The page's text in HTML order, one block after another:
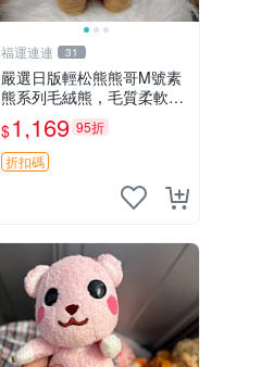
福運連連 31
嚴選日版輕松熊熊哥M號素
熊系列毛絨熊，毛質柔軟，
精緻可愛，尺寸35cm，保
存狀態優異。收藏或贈送皆
為佳選。 中古 毛絨熊 毛玩
偶
$1,169 95折
折扣碼